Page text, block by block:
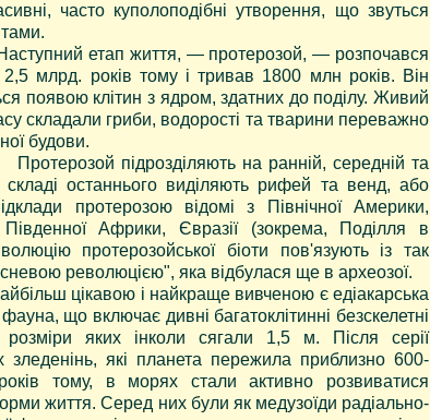
часто куполоподібні утворення, що звуться
етап життя, — протерозой, — розпочався
2,5 млрд. років тому і тривав 1800 млн років. Він
появою клітин з ядром, здатних до поділу. Живий
складали гриби, водорості та тварини переважно
будови.
підрозділяють на ранній, середній та
складі останнього виділяють рифей та венд, або
протерозою відомі з Північної Америки,
Південної Африки, Євразії (зокрема, Поділля в
протерозойської біоти пов'язують із так
революцією", яка відбулася ще в археозої.
цікавою і найкраще вивченою є едіакарська
що включає дивні багатоклітинні безскелетні
розміри яких інколи сягали 1,5 м. Після серії
зледенінь, які планета пережила приблизно 600-
тому, в морях стали активно розвиватися
життя. Серед них були як медузоїди радіально-